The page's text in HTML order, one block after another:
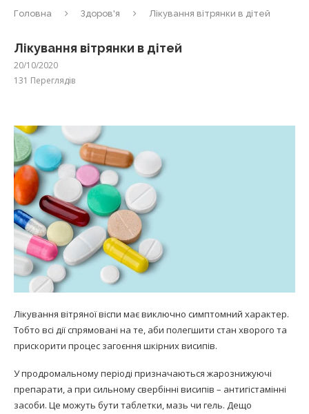
Головна Здоров'я Лікування вітрянки в дітей
Лікування вітрянки в дітей
20/10/2020
131 Переглядів
Лікування вітряної віспи має виключно симптомний характер.
Тобто всі дії спрямовані на те, аби полегшити стан хворого та
прискорити процес загоєння шкірних висипів.
У продромальному періоді призначаються жарознижуючі
препарати, а при сильному свербінні висипів – антигістамінні
засоби. Це можуть бути таблетки, мазь чи гель. Дещо